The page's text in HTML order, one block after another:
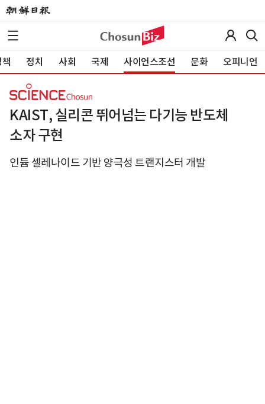
정치 사회 국제 사이언스조선 문화 오피니언
KAIST, 실리콘 뛰어넘는 다기능 반도체
소자 구현
인듐 셀레나이드 기반 양극성 트랜지스터 개발